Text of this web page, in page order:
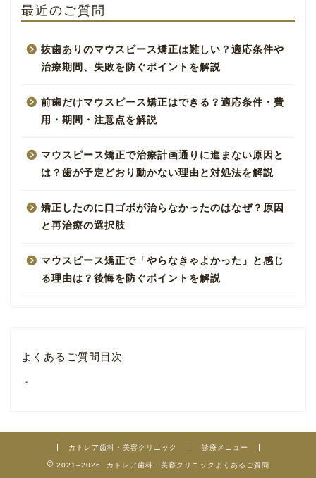
最近のご質問
抜歯ありのマウスピース矯正は難しい？適応条件や
治療期間、失敗を防ぐポイントを解説
前歯だけマウスピース矯正はできる？適応条件・費
用・期間・注意点を解説
マウスピース矯正で治療計画通りに進まない原因と
は？歯が予定どおり動かない理由と対処法を解説
矯正したのに口ゴボが治らなかったのはなぜ？原因
と再治療の選択肢
マウスピース矯正で「やらなきゃよかった」と感じ
る理由は？後悔を防ぐポイントを解説
よくあるご質問目次
・
カトレア歯科・美容クリニック 診療メニュー
2021–2026 カトレア歯科・美容クリニックよくあるご質問